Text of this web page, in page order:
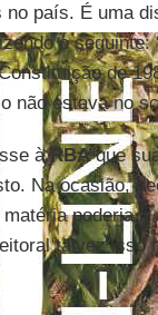
país. É uma
o
de
não estava no
àRBAque
Na ocasião,
poderia ir
talvez isso